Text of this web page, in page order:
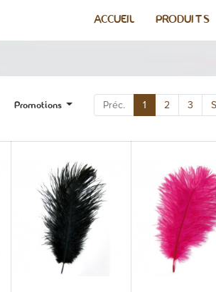
ACCUEIL PRODUITS
Promotions Préc. 1 2 3